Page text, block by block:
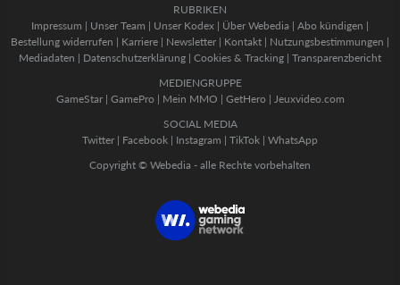
RUBRIKEN
Impressum | Unser Team | Unser Kodex | Über Webedia | Abo kündigen |
Bestellung widerrufen | Karriere | Newsletter | Kontakt | Nutzungsbestimmungen |
Mediadaten | Datenschutzerklärung | Cookies & Tracking | Transparenzbericht
MEDIENGRUPPE
GameStar| GamePro | Mein MMO | GetHero | Jeuxvideo.com
SOCIAL MEDIA
Twitter | Facebook | Instagram | TikTok | WhatsApp
Copyright © Webedia - alle Rechte vorbehalten